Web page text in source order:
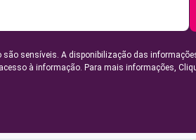
são sensíveis. A disponibilização das
à informação. Para mais informações,